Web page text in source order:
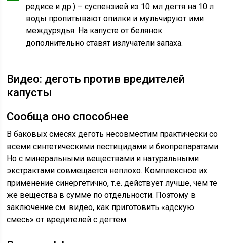
редисе и др.) – суспензией из 10 мл дегтя на 10 л
воды пропитывают опилки и мульчируют ими
междурядья. На капусте от белянок
дополнительно ставят излучатели запаха.
Видео: деготь против вредителей
капусты
Сообща оно способнее
В баковых смесях деготь несовместим практически со
всеми синтетическими пестицидами и биопрепаратами.
Но с минеральными веществами и натуральными
экстрактами совмещается неплохо. Комплексное их
применение синергетично, т.е. действует лучше, чем те
же вещества в сумме по отдельности. Поэтому в
заключение см. видео, как приготовить «адскую
смесь» от вредителей с дегтем: